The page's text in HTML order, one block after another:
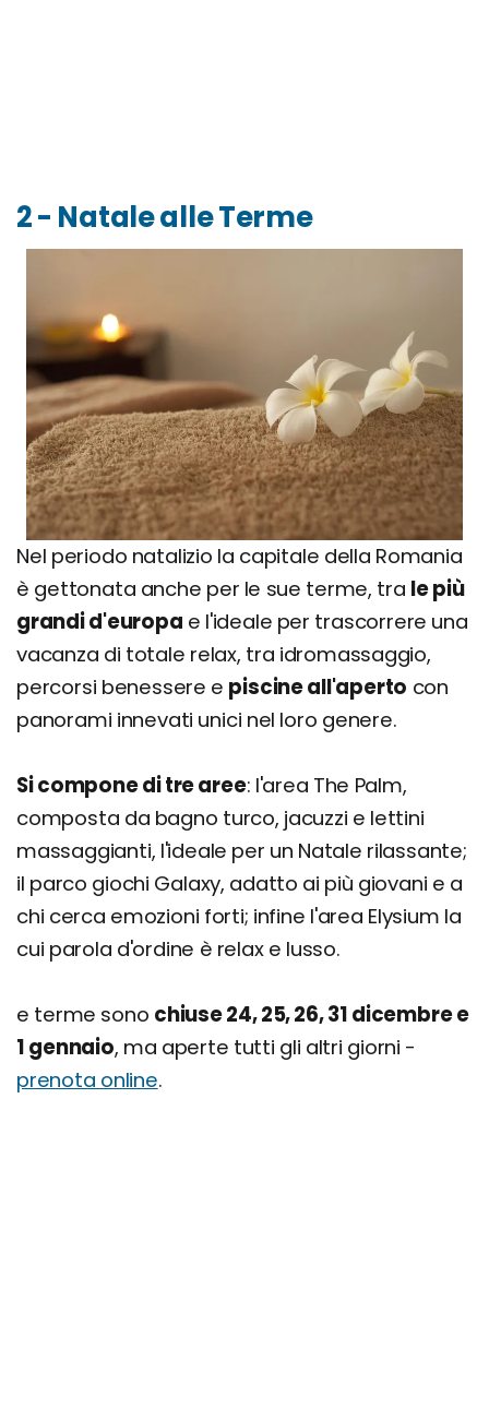
2 - Natale alle Terme
Nel periodo natalizio la capitale della Romania
è gettonata anche per le sue terme, tra le più
grandi d'europa e l'ideale per trascorrere una
vacanza di totale relax, tra idromassaggio,
percorsi benessere e piscine all'aperto con
panorami innevati unici nel loro genere.
Si compone di tre aree: l'area The Palm,
composta da bagno turco, jacuzzi e lettini
massaggianti, l'ideale per un Natale rilassante;
il parco giochi Galaxy, adatto ai più giovani e a
chi cerca emozioni forti; infine l'area Elysium la
cui parola d'ordine è relax e lusso.
e terme sono chiuse 24, 25, 26, 31 dicembre e
1 gennaio, ma aperte tutti gli altri giorni -
prenota online.